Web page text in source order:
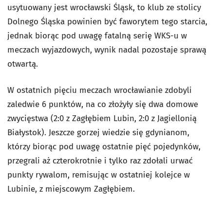
usytuowany jest wrocławski Śląsk, to klub ze stolicy
Dolnego Śląska powinien być faworytem tego starcia,
jednak biorąc pod uwagę fatalną serię WKS-u w
meczach wyjazdowych, wynik nadal pozostaje sprawą
otwartą.
W ostatnich pięciu meczach wrocławianie zdobyli
zaledwie 6 punktów, na co złożyły się dwa domowe
zwycięstwa (2:0 z Zagłębiem Lubin, 2:0 z Jagiellonią
Białystok). Jeszcze gorzej wiedzie się gdynianom,
którzy biorąc pod uwagę ostatnie pięć pojedynków,
przegrali aż czterokrotnie i tylko raz zdołali urwać
punkty rywalom, remisując w ostatniej kolejce w
Lubinie, z miejscowym Zagłębiem.